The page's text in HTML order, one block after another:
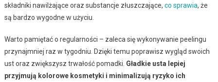
składniki nawilżające oraz substancje złuszczające, co sprawia, że
są bardzo wygodne w użyciu.
Warto pamiętać o regularności – zaleca się wykonywanie peelingu
przynajmniej raz w tygodniu. Dzięki temu poprawisz wygląd swoich
ust oraz zwiększysz trwałość pomadki. Gładkie usta lepiej
przyjmują kolorowe kosmetyki i minimalizują ryzyko ich